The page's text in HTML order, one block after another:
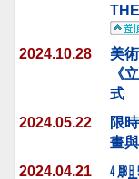
2024.10.28
美
《
式
2024.05.22
限
畫
2024.04.21
㋃